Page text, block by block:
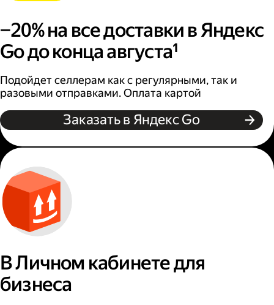
−20% на все доставки в Яндекс
Go до конца августа¹
Подойдет селлерам как с регулярными, так и
разовыми отправками. Оплата картой
Заказать в Яндекс Go
В Личном кабинете для
бизнеса